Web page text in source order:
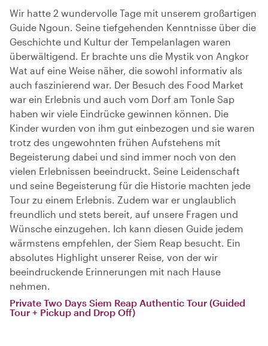
Wir hatte 2 wundervolle Tage mit unserem großartigen
Guide Ngoun. Seine tiefgehenden Kenntnisse über die
Geschichte und Kultur der Tempelanlagen waren
überwältigend. Er brachte uns die Mystik von Angkor
Wat auf eine Weise näher, die sowohl informativ als
auch faszinierend war. Der Besuch des Food Market
war ein Erlebnis und auch vom Dorf am Tonle Sap
haben wir viele Eindrücke gewinnen können. Die
Kinder wurden von ihm gut einbezogen und sie waren
trotz des ungewohnten frühen Aufstehens mit
Begeisterung dabei und sind immer noch von den
vielen Erlebnissen beeindruckt. Seine Leidenschaft
und seine Begeisterung für die Historie machten jede
Tour zu einem Erlebnis. Zudem war er unglaublich
freundlich und stets bereit, auf unsere Fragen und
Wünsche einzugehen. Ich kann diesen Guide jedem
wärmstens empfehlen, der Siem Reap besucht. Ein
absolutes Highlight unserer Reise, von der wir
beeindruckende Erinnerungen mit nach Hause
nehmen.
Private Two Days Siem Reap Authentic Tour (Guided
Tour + Pickup and Drop Off)